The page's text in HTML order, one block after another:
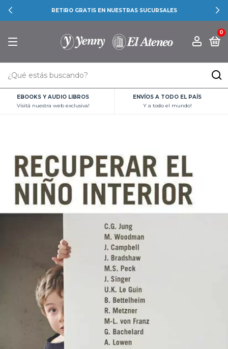
RETIRO GRATIS EN NUESTRAS SUCURSALES
0
EBOOKS Y AUDIO LIBROS
Visitá nuestra web exclusiva!
ENVÍOS A TODO EL PAÍS
Y a todo el mundo!